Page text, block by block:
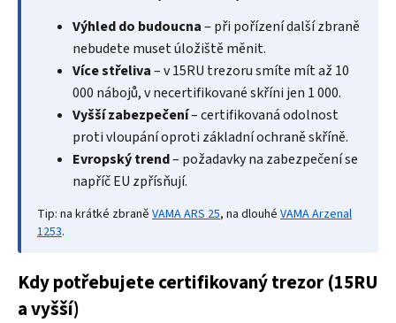
Výhled do budoucna– při pořízení další zbraně
nebudete muset úložiště měnit.
Více střeliva– v 15RU trezoru smíte mít až 10
000 nábojů, v necertifikované skříni jen 1 000.
Vyšší zabezpečení– certifikovaná odolnost
proti vloupání oproti základní ochraně skříně.
Evropský trend– požadavky na zabezpečení se
napříč EU zpřísňují.
Tip: na krátké zbraně VAMA ARS 25, na dlouhé VAMA Arzenal
1253.
Kdy potřebujete certifikovaný trezor (15RU
a vyšší)